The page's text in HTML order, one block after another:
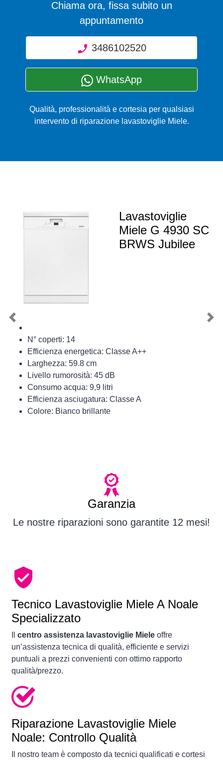
Chiama ora, fissa subito un
appuntamento
3486102520
WhatsApp
Qualità, professionalità e cortesia per qualsiasi
intervento di riparazione lavastoviglie Miele.
Lavastoviglie
Miele G 4930 SC
BRWS Jubilee
N° coperti: 14
Efficienza energetica: Classe A++
Larghezza: 59.8 cm
Livello rumorosità: 45 dB
Consumo acqua: 9,9 litri
Efficienza asciugatura: Classe A
Colore: Bianco brillante
Previous
Garanzia
Le nostre riparazioni sono garantite 12 mesi!
Tecnico Lavastoviglie Miele A Noale
Specializzato
centro assistenza lavastoviglie Miele offre
un’assistenza tecnica di qualità, efficiente e servizi
puntuali a prezzi convenienti con ottimo rapporto
qualità/prezzo.
Riparazione Lavastoviglie Miele
Noale: Controllo Qualità
Il nostro team è composto da tecnici qualificati e cortesi